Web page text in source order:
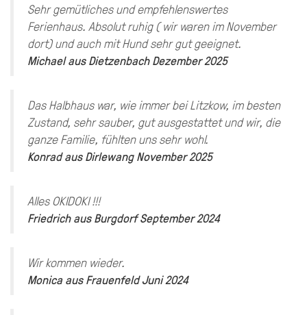
Sehr gemütliches und empfehlenswertes
Ferienhaus. Absolut ruhig ( wir waren im November
dort) und auch mit Hund sehr gut geeignet.
MichaelausDietzenbachDezember 2025
Das Halbhaus war, wie immer bei Litzkow, im besten
Zustand, sehr sauber, gut ausgestattet und wir, die
ganze Familie, fühlten uns sehr wohl.
KonradausDirlewangNovember 2025
Alles OKIDOKI !!!
FriedrichausBurgdorfSeptember 2024
Wir kommen wieder.
MonicaausFrauenfeldJuni 2024